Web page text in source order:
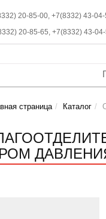
20-85-00, +7(8332) 43-04-
20-85-65, +7(8332) 43-
страница Каталог